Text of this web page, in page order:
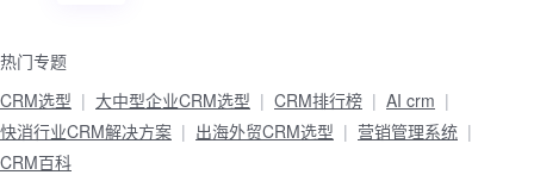
热门专题
CRM选型
大中型企业CRM选型 CRM排行榜
AI crm
快消行业CRM解决方案
出海外贸CRM选型
营销管理系统
CRM百科